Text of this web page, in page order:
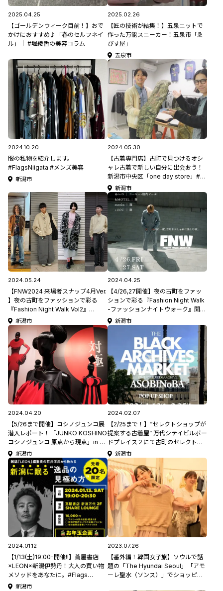
2025.04.25
【ゴールデンウィーク目前！】おで
かけにおすすめ♪「春のセルフネイ
ル」｜ #堀綾香の美容コラム
2025.02.26
【匠の技術が結集！】五泉ニットで
作った万能スニーカー！五泉市「ゑ
びす屋」
五泉市
2024.10.20
服の私物を紹介します。
#FlagsNiigata #メンズ美容
新潟市
2024.05.30
【古着専門店】古町で見つけるオシ
ャレ古着で新しい自分に出会おう！
新潟市中央区「one day store」#に
いがた見っけたい
新潟市
2024.05.24
【FNW2024 来場者スナップ4月Ver.
】夜の古町をファッションで彩る
『Fashion Night Walk Vol2』
5/24,25開催！#FlagsNiigata #古着
新潟市
2024.04.25
【4/26,27開催】夜の古町をファッ
ションで彩る『Fashion Night Walk
-ファッションナイトウォーク』開
催！アパレル数店舗が一斉に夜営業
やイベント、スナップ撮影を！
#FlagsNiigata #古着
新潟市
2024.04.20
【5/26まで開催】コシノジュンコ展
潜入レポート！「JUNKO KOSHINO
コシノジュンコ 原点から現点」in 新
潟県立万代島美術館
新潟市
2024.02.07
【2/25まで！】“セレクトショップが
提案する古着屋” 万代シテイビルボー
ドプレイス２にて古町のセレクトシ
ョップASOBINoBAがPOP UP
SHOP開催！#FlagsNiigata
新潟市
2024.01.12
【1/13(土)19:00-開催!!】蔦屋書店
×LEON×新潟伊勢丹！大人の買い物
メソッドをあなたに。#Flags
Niigata
新潟市
2023.07.26
【番外編！韓国女子旅】ソウルで話
題の「The Hyundai Seoul」「アモ
ーレ聖水（ソンス）」でショッピン